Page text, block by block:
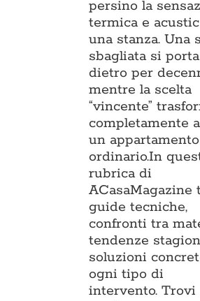
persino la
termica e
una stanza. Una
sbagliata si porta
dietro per
mentre la scelta
“vincente”
completamente
un appartamento
ordinario.In
rubrica di
ACasaMagazine
guide tecniche,
confronti tra
tendenze
soluzioni
ogni tipo di
intervento. Trovi